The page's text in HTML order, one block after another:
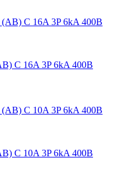
C 16A 3P 6kA 400В
C 10A 3P 6kA 400В